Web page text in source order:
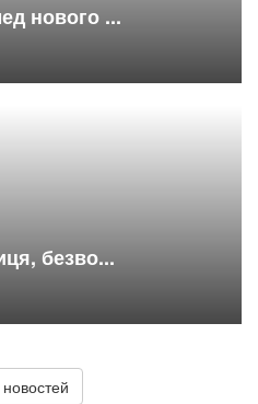
нового ...
безво...